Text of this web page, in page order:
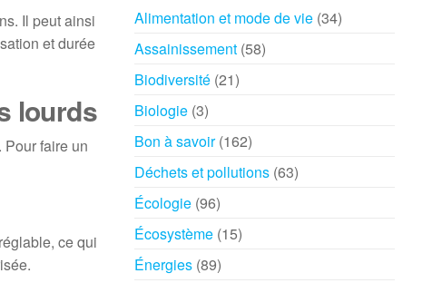
Il peut ainsi
et durée
lourds
faire un
ce qui
Alimentation et mode de vie(34)
Assainissement(58)
Biodiversité(21)
Biologie(3)
Bon à savoir(162)
Déchets et pollutions(63)
Écologie(96)
Écosystème(15)
Énergies(89)